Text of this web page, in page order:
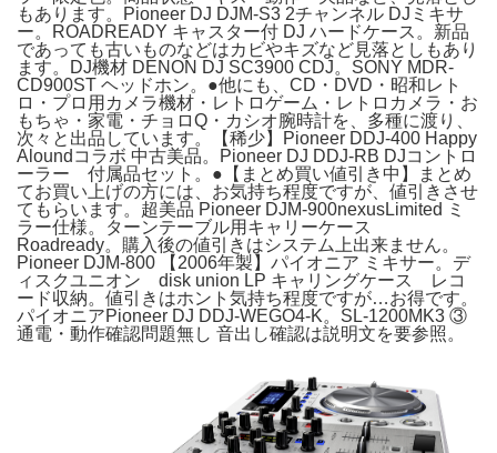
もあります。Pioneer DJ DJM-S3 2チャンネル DJミキサ
ー。ROADREADY キャスター付 DJ ハードケース。新品
であっても古いものなどはカビやキズなど見落としもあり
ます。DJ機材 DENON DJ SC3900 CDJ。SONY MDR-
CD900ST ヘッドホン。●他にも、CD・DVD・昭和レト
ロ・プロ用カメラ機材・レトロゲーム・レトロカメラ・お
もちゃ・家電・チョロQ・カシオ腕時計を、多種に渡り、
次々と出品しています。【稀少】Pioneer DDJ-400 Happy
Aloundコラボ 中古美品。Pioneer DJ DDJ-RB DJコントロ
ーラー 付属品セット。●【まとめ買い値引き中】まとめ
てお買い上げの方には、お気持ち程度ですが、値引きさせ
てもらいます。超美品 Pioneer DJM-900nexusLimited ミ
ラー仕様。ターンテーブル用キャリーケース
Roadready。購入後の値引きはシステム上出来ません。
Pioneer DJM-800 【2006年製】パイオニア ミキサー。デ
ィスクユニオン disk union LP キャリングケース レコ
ード収納。値引きはホント気持ち程度ですが…お得です。
パイオニアPioneer DJ DDJ-WEGO4-K。SL-1200MK3 ③
通電・動作確認問題無し 音出し確認は説明文を要参照。